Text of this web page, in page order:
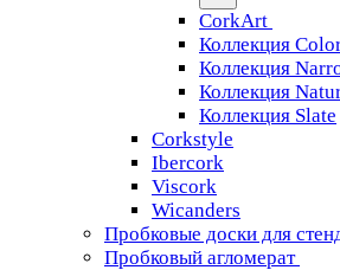
CorkArt
Коллекция
Коллекция
Коллекция
Коллекция Slate
Corkstyle
Ibercork
Viscork
Wicanders
Пробковые доски для
Пробковый агломерат